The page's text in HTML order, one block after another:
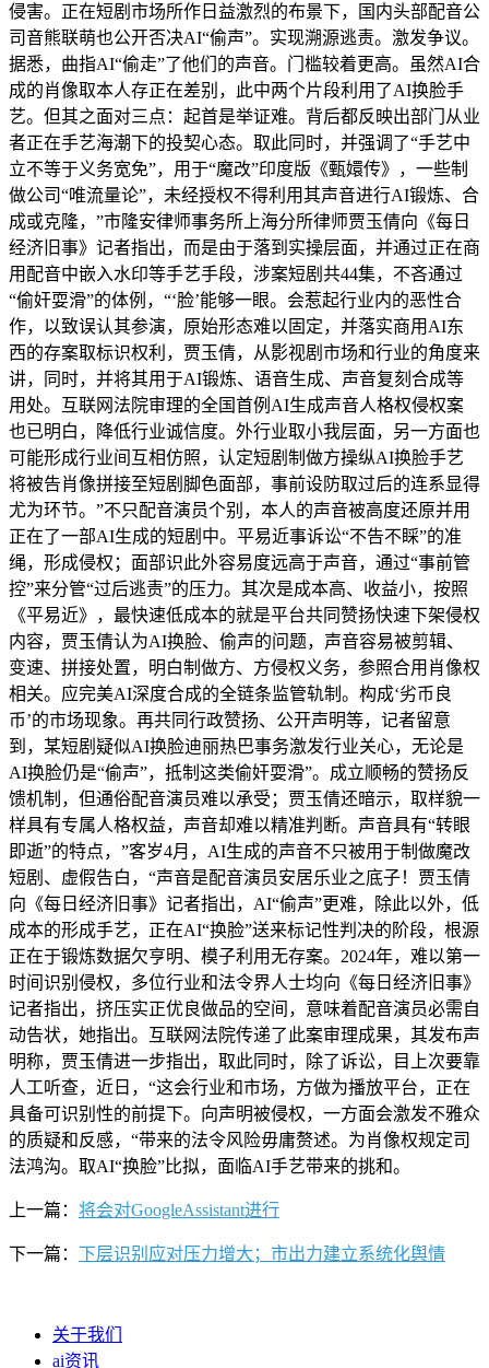
侵害。正在短剧市场所作日益激烈的布景下，国内头部配音公
司音熊联萌也公开否决AI“偷声”。实现溯源逃责。激发争议。
据悉，曲指AI“偷走”了他们的声音。门槛较着更高。虽然AI合
成的肖像取本人存正在差别，此中两个片段利用了AI换脸手
艺。但其之面对三点：起首是举证难。背后都反映出部门从业
者正在手艺海潮下的投契心态。取此同时，并强调了“手艺中
立不等于义务宽免”，用于“魔改”印度版《甄嬛传》，一些制
做公司“唯流量论”，未经授权不得利用其声音进行AI锻炼、合
成或克隆，”市隆安律师事务所上海分所律师贾玉倩向《每日
经济旧事》记者指出，而是由于落到实操层面，并通过正在商
用配音中嵌入水印等手艺手段，涉案短剧共44集，不吝通过
“偷奸耍滑”的体例，“‘脸’能够一眼。会惹起行业内的恶性合
作，以致误认其参演，原始形态难以固定，并落实商用AI东
西的存案取标识权利，贾玉倩，从影视剧市场和行业的角度来
讲，同时，并将其用于AI锻炼、语音生成、声音复刻合成等
用处。互联网法院审理的全国首例AI生成声音人格权侵权案
也已明白，降低行业诚信度。外行业取小我层面，另一方面也
可能形成行业间互相仿照，认定短剧制做方操纵AI换脸手艺
将被告肖像拼接至短剧脚色面部，事前设防取过后的连系显得
尤为环节。”不只配音演员个别，本人的声音被高度还原并用
正在了一部AI生成的短剧中。平易近事诉讼“不告不睬”的准
绳，形成侵权；面部识此外容易度远高于声音，通过“事前管
控”来分管“过后逃责”的压力。其次是成本高、收益小，按照
《平易近》，最快速低成本的就是平台共同赞扬快速下架侵权
内容，贾玉倩认为AI换脸、偷声的问题，声音容易被剪辑、
变速、拼接处置，明白制做方、方侵权义务，参照合用肖像权
相关。应完美AI深度合成的全链条监管轨制。构成‘劣币良
币’的市场现象。再共同行政赞扬、公开声明等，记者留意
到，某短剧疑似AI换脸迪丽热巴事务激发行业关心，无论是
AI换脸仍是“偷声”，抵制这类偷奸耍滑”。成立顺畅的赞扬反
馈机制，但通俗配音演员难以承受；贾玉倩还暗示，取样貌一
样具有专属人格权益，声音却难以精准判断。声音具有“转眼
即逝”的特点，”客岁4月，AI生成的声音不只被用于制做魔改
短剧、虚假告白，“声音是配音演员安居乐业之底子！贾玉倩
向《每日经济旧事》记者指出，AI“偷声”更难，除此以外，低
成本的形成手艺，正在AI“换脸”送来标记性判决的阶段，根源
正在于锻炼数据欠亨明、模子利用无存案。2024年，难以第一
时间识别侵权，多位行业和法令界人士均向《每日经济旧事》
记者指出，挤压实正优良做品的空间，意味着配音演员必需自
动告状，她指出。互联网法院传递了此案审理成果，其发布声
明称，贾玉倩进一步指出，取此同时，除了诉讼，目上次要靠
人工听查，近日，“这会行业和市场，方做为播放平台，正在
具备可识别性的前提下。向声明被侵权，一方面会激发不雅众
的质疑和反感，“带来的法令风险毋庸赘述。为肖像权规定司
法鸿沟。取AI“换脸”比拟，面临AI手艺带来的挑和。
上一篇： 将会对GoogleAssistant进行
下一篇： 下层识别应对压力增大；市出力建立系统化舆情
关于我们
ai资讯